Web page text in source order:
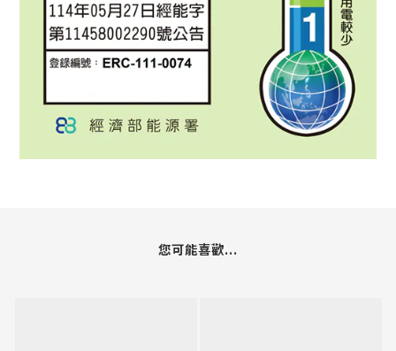
您可能喜歡...